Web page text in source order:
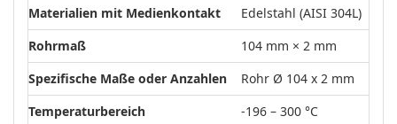
Materialien mit Medienkontakt
Edelstahl (AISI 304L)
Rohrmaß
104 mm × 2 mm
Spezifische Maße oder Anzahlen
Rohr Ø 104 x 2 mm
Temperaturbereich
-196 – 300 °C